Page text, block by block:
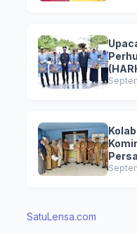
SatuLensa.com